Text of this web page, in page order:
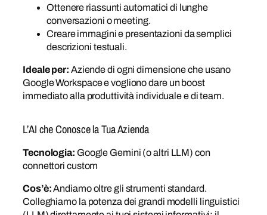
Ottenere riassunti automatici di lunghe
conversazioni o meeting.
Creare immagini e presentazioni da semplici
descrizioni testuali.
Ideale per: Aziende di ogni dimensione che usano
Google Workspace e vogliono dare un boost
immediato alla produttività individuale e di team.
L’AI che Conosce la Tua Azienda
Tecnologia: Google Gemini (o altri LLM) con
connettori custom
Cos’è:Andiamo oltre gli strumenti standard.
Colleghiamo la potenza dei grandi modelli linguistici